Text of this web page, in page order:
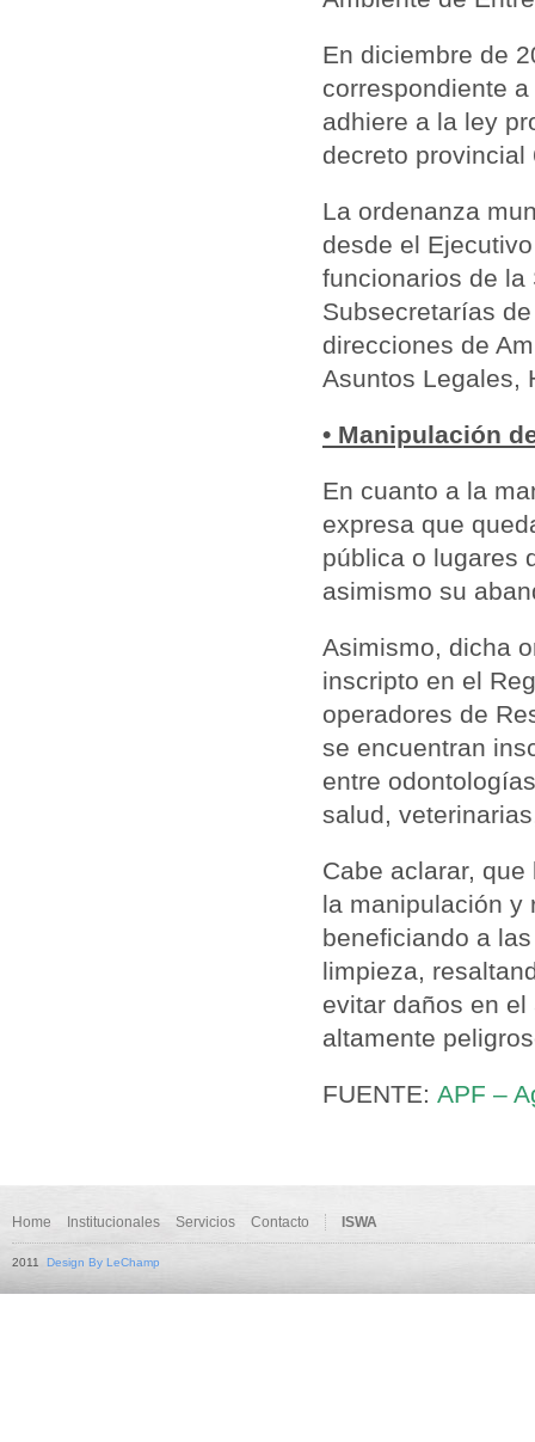
En diciembre de
correspondiente
adhiere a la ley
decreto
La ordenanza
desde el
funcionarios de la
Subsecretarías
direcciones de
Asuntos Legales,
• Manipulación
En cuanto a la
expresa que
pública o lugares
asimismo su
Asimismo, dicha
inscripto en el
operadores de
se encuentran
entre
salud,
Cabe aclarar,
la manipulación y
beneficiando a
limpieza,
evitar daños en
altamente
FUENTE: APF –
Home Institucionales Servicios Contacto ISWA
2011 Design By LeChamp